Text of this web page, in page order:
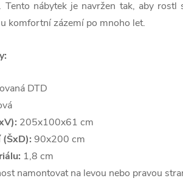
Tento nábytek je navržen tak, aby rostl
komfortní zázemí po mnoho let.
DTD
205x100x61 cm
(ŠxD): 90x200 cm
1,8 cm
namontovat na levou nebo pravou